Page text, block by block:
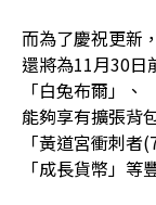
而為了慶祝更新，
還將為11月30日
「白兔布爾」、
能夠享有擴張背
「黃道宮衝刺
「成長貨幣」等